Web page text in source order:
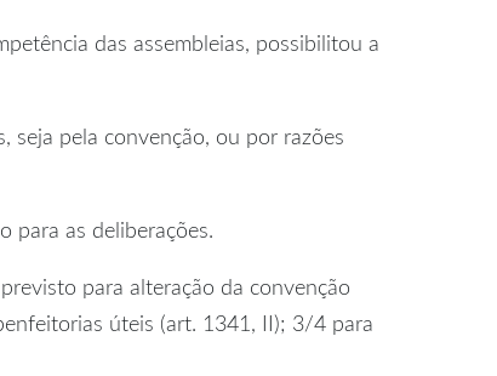
das assembleias, possibilitou a
seja pela convenção, ou por razões
para as deliberações.
para alteração da convenção
úteis (art. 1341, II); 3/4 para